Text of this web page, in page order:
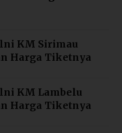
KM Sirimau
Harga Tiketnya
KM Lambelu
Harga Tiketnya